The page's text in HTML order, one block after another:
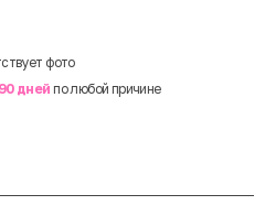
фото
90 дней по любой причине